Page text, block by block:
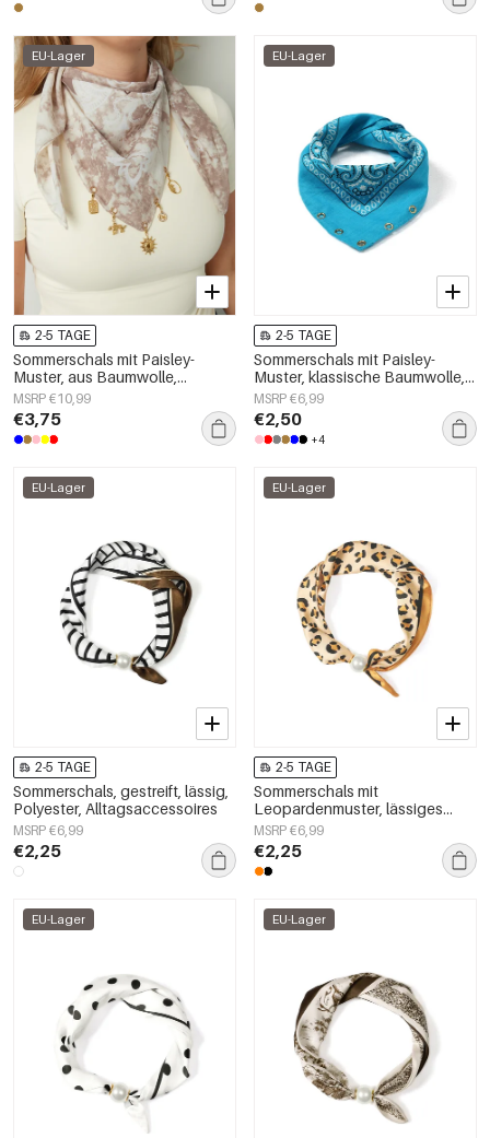
EU-Lager
2-5 TAGE
Sommerschals mit Paisley-
Muster, aus Baumwolle,
Urlaubs-Accessoires für jeden
Tag
MSRP €10,99
€3,75
EU-Lager
2-5 TAGE
Sommerschals mit Paisley-
Muster, klassische Baumwolle,
Alltagsaccessoires
MSRP €6,99
€2,50
+4
EU-Lager
2-5 TAGE
Sommerschals, gestreift, lässig,
Polyester, Alltagsaccessoires
MSRP €6,99
€2,25
EU-Lager
2-5 TAGE
Sommerschals mit
Leopardenmuster, lässiges
Polyester, Alltagsaccessoires
MSRP €6,99
€2,25
EU-Lager EU-Lager